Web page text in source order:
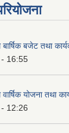
बजेट तथा
16:55
योजना तथा
12:26